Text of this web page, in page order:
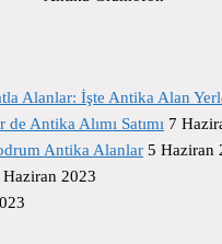
Alanlar: İşte Antika Alan
Antika Alımı Satımı 7
Antika Alanlar 5 Haziran
Haziran 2023